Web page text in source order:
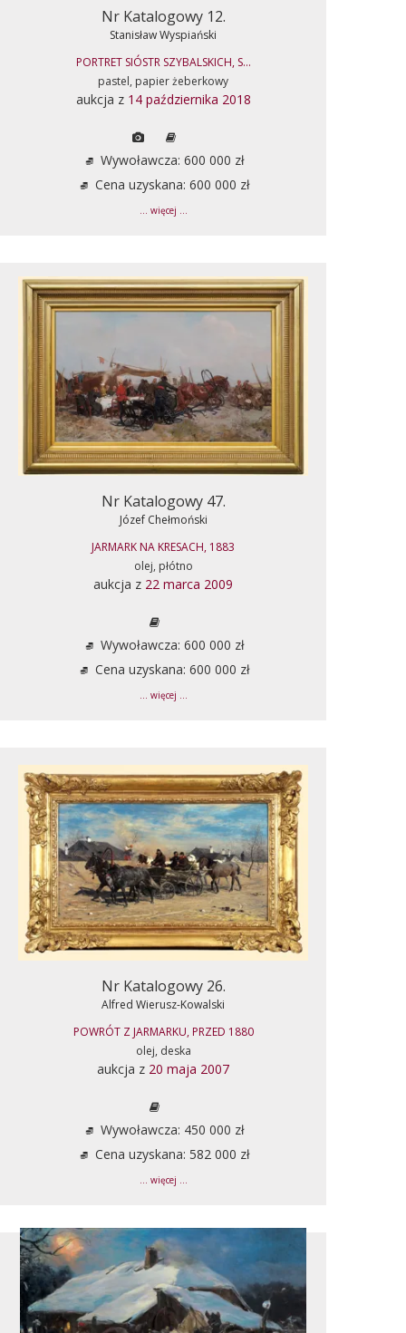
Nr Katalogowy 12.
Stanisław Wyspiański
PORTRET SIÓSTR SZYBALSKICH, S...
pastel, papier żeberkowy
aukcja z 14 października 2018
Wywoławcza: 600 000 zł
Cena uzyskana: 600 000 zł
... więcej ...
Nr Katalogowy 47.
Józef Chełmoński
JARMARK NA KRESACH, 1883
olej, płótno
aukcja z 22 marca 2009
Wywoławcza: 600 000 zł
Cena uzyskana: 600 000 zł
... więcej ...
Nr Katalogowy 26.
Alfred Wierusz-Kowalski
POWRÓT Z JARMARKU, PRZED 1880
olej, deska
aukcja z 20 maja 2007
Wywoławcza: 450 000 zł
Cena uzyskana: 582 000 zł
... więcej ...